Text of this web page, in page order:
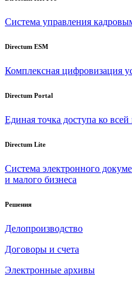
Система управления
Directum ESM
Комплексная цифровизация
Directum Portal
Единая точка доступа ко
Directum Lite
Система электронного
и малого бизнеса
Решения
Делопроизводство
Договоры и счета
Электронные архивы